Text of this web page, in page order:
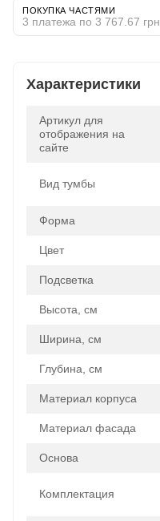
ПОКУПКА ЧАСТЯМИ
3 платежа по 3 767.67 грн
Характеристики
Артикул для
отображения на
сайте
Вид тумбы
Форма
Цвет
Подсветка
Высота, см
Ширина, см
Глубина, см
Материал корпуса
Материал фасада
Основа
Комплектация